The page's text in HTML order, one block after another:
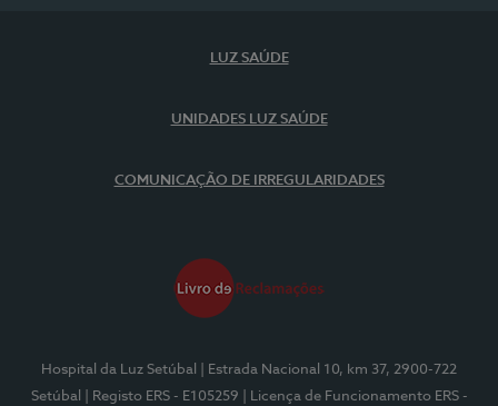
LUZ SAÚDE
UNIDADES LUZ SAÚDE
COMUNICAÇÃO DE IRREGULARIDADES
Hospital da Luz Setúbal
| Estrada Nacional 10, km 37, 2900-722
Setúbal
| Registo ERS - E105259
| Licença de Funcionamento ERS -